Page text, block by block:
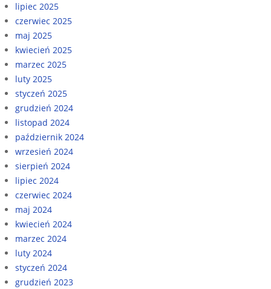
lipiec 2025
czerwiec 2025
maj 2025
kwiecień 2025
marzec 2025
luty 2025
styczeń 2025
grudzień 2024
listopad 2024
październik 2024
wrzesień 2024
sierpień 2024
lipiec 2024
czerwiec 2024
maj 2024
kwiecień 2024
marzec 2024
luty 2024
styczeń 2024
grudzień 2023